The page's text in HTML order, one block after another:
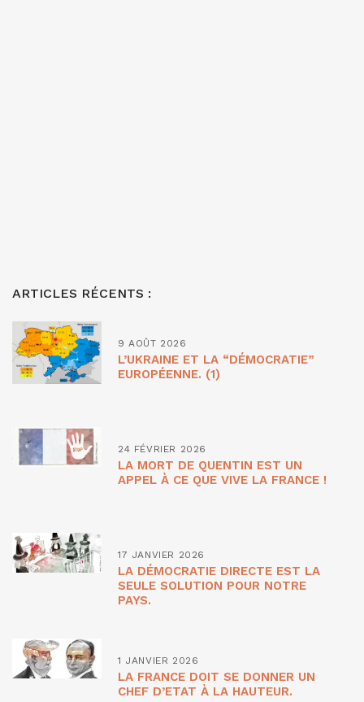
ARTICLES RÉCENTS :
9 AOÛT 2026
L’UKRAINE ET LA “DÉMOCRATIE”
EUROPÉENNE. (1)
24 FÉVRIER 2026
LA MORT DE QUENTIN EST UN
APPEL À CE QUE VIVE LA FRANCE !
17 JANVIER 2026
LA DÉMOCRATIE DIRECTE EST LA
SEULE SOLUTION POUR NOTRE
PAYS.
1 JANVIER 2026
LA FRANCE DOIT SE DONNER UN
CHEF D’ETAT À LA HAUTEUR.